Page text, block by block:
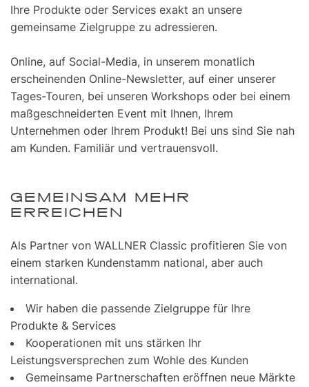
Ihre Produkte oder Services exakt an unsere
gemeinsame Zielgruppe zu adressieren.
Online, auf Social-Media, in unserem monatlich
erscheinenden Online-Newsletter, auf einer unserer
Tages-Touren, bei unseren Workshops oder bei einem
maßgeschneiderten Event mit Ihnen, Ihrem
Unternehmen oder Ihrem Produkt! Bei uns sind Sie nah
am Kunden. Familiär und vertrauensvoll.
GEMEINSAM MEHR
ERREICHEN
Als Partner von WALLNER Classic profitieren Sie von
einem starken Kundenstamm national, aber auch
international.
Wir haben die passende Zielgruppe für Ihre
Produkte & Services
Kooperationen mit uns stärken Ihr
Leistungsversprechen zum Wohle des Kunden
Gemeinsame Partnerschaften eröffnen neue Märkte